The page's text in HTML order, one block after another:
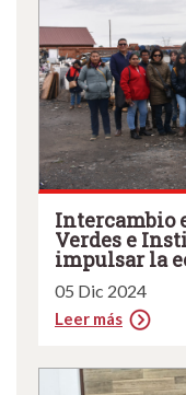
Intercambio
Verdes e
impulsar la
05 Dic 2024
Leer más